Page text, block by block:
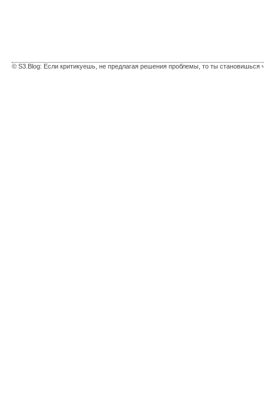
© S3.Blog: Если критикуешь, не предлагая решения проблемы, то ты становишься